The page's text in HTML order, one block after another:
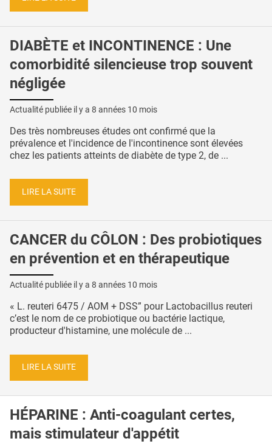
DIABÈTE et INCONTINENCE : Une
comorbidité silencieuse trop souvent
négligée
Actualité publiée il y a 8 années 10 mois
Des très nombreuses études ont confirmé que la
prévalence et l'incidence de l'incontinence sont élevées
chez les patients atteints de diabète de type 2, de ...
LIRE LA SUITE
CANCER du CÔLON : Des probiotiques
en prévention et en thérapeutique
Actualité publiée il y a 8 années 10 mois
« L. reuteri 6475 / AOM + DSS” pour Lactobacillus reuteri
c’est le nom de ce probiotique ou bactérie lactique,
producteur d'histamine, une molécule de ...
LIRE LA SUITE
HÉPARINE : Anti-coagulant certes,
mais stimulateur d'appétit